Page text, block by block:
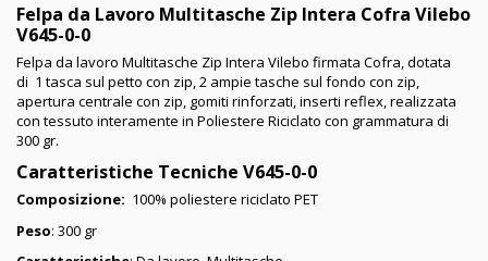
Felpa da Lavoro Multitasche Zip Intera Cofra Vilebo
V645-0-0
Felpa da lavoro Multitasche Zip Intera Vilebo firmata Cofra, dotata
di 1 tasca sul petto con zip, 2 ampie tasche sul fondo con zip,
apertura centrale con zip, gomiti rinforzati, inserti reflex, realizzata
con tessuto interamente in Poliestere Riciclato con grammatura di
300 gr.
Caratteristiche Tecniche V645-0-0
Composizione: 100% poliestere riciclato PET
Peso: 300 gr